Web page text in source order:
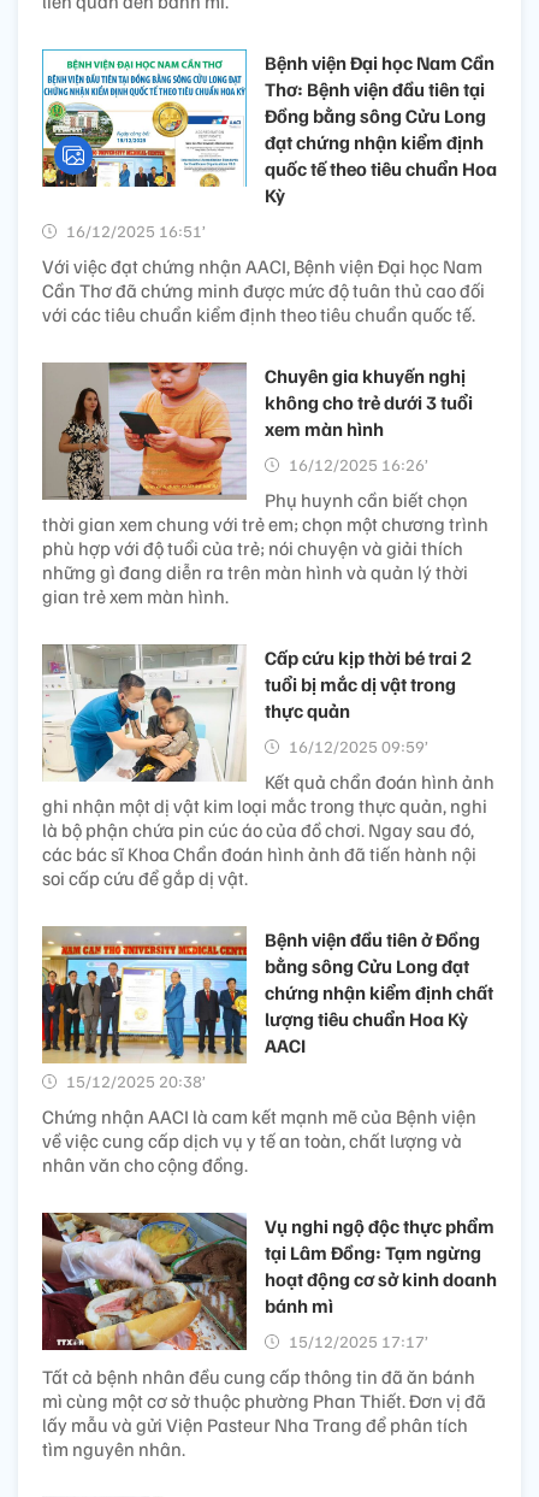
Bệnh viện Đại học Nam Cần
Thơ: Bệnh viện đầu tiên tại
Đồng bằng sông Cửu Long
đạt chứng nhận kiểm định
quốc tế theo tiêu chuẩn Hoa
Kỳ
16/12/2025 16:51’
Với việc đạt chứng nhận AACI, Bệnh viện Đại học Nam
Cần Thơ đã chứng minh được mức độ tuân thủ cao đối
với các tiêu chuẩn kiểm định theo tiêu chuẩn quốc tế.
Chuyên gia khuyến nghị
không cho trẻ dưới 3 tuổi
xem màn hình
16/12/2025 16:26’
Phụ huynh cần biết chọn
thời gian xem chung với trẻ em; chọn một chương trình
phù hợp với độ tuổi của trẻ; nói chuyện và giải thích
những gì đang diễn ra trên màn hình và quản lý thời
gian trẻ xem màn hình.
Cấp cứu kịp thời bé trai 2
tuổi bị mắc dị vật trong
thực quản
16/12/2025 09:59’
Kết quả chẩn đoán hình ảnh
ghi nhận một dị vật kim loại mắc trong thực quản, nghi
là bộ phận chứa pin cúc áo của đồ chơi. Ngay sau đó,
các bác sĩ Khoa Chẩn đoán hình ảnh đã tiến hành nội
soi cấp cứu để gắp dị vật.
Bệnh viện đầu tiên ở Đồng
bằng sông Cửu Long đạt
chứng nhận kiểm định chất
lượng tiêu chuẩn Hoa Kỳ
AACI
15/12/2025 20:38’
Chứng nhận AACI là cam kết mạnh mẽ của Bệnh viện
về việc cung cấp dịch vụ y tế an toàn, chất lượng và
nhân văn cho cộng đồng.
Vụ nghi ngộ độc thực phẩm
tại Lâm Đồng: Tạm ngừng
hoạt động cơ sở kinh doanh
bánh mì
15/12/2025 17:17’
Tất cả bệnh nhân đều cung cấp thông tin đã ăn bánh
mì cùng một cơ sở thuộc phường Phan Thiết. Đơn vị đã
lấy mẫu và gửi Viện Pasteur Nha Trang để phân tích
tìm nguyên nhân.